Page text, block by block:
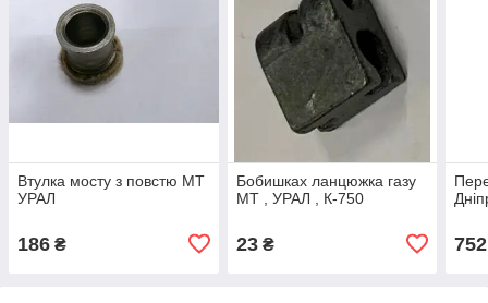
Втулка мосту з повстю МТ
УРАЛ
186 ₴
Бобишках ланцюжка газу
МТ , УРАЛ , К-750
23₴ 752